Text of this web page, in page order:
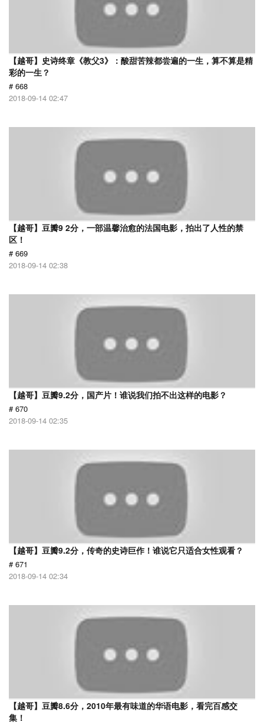
【越哥】史诗终章《教父3》：酸甜苦辣都尝遍的一生，算不算是精
彩的一生？
# 668
2018-09-14 02:47
【越哥】豆瓣9 2分，一部温馨治愈的法国电影，拍出了人性的禁
区！
# 669
2018-09-14 02:38
【越哥】豆瓣9.2分，国产片！谁说我们拍不出这样的电影？
# 670
2018-09-14 02:35
【越哥】豆瓣9.2分，传奇的史诗巨作！谁说它只适合女性观看？
# 671
2018-09-14 02:34
【越哥】豆瓣8.6分，2010年最有味道的华语电影，看完百感交
集！